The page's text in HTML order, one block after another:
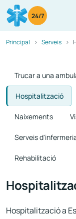
24/7
Principal Serveis
Trucar a una
Hospitalització
Naixements
Serveis
Rehabilitació
Hospitalització a